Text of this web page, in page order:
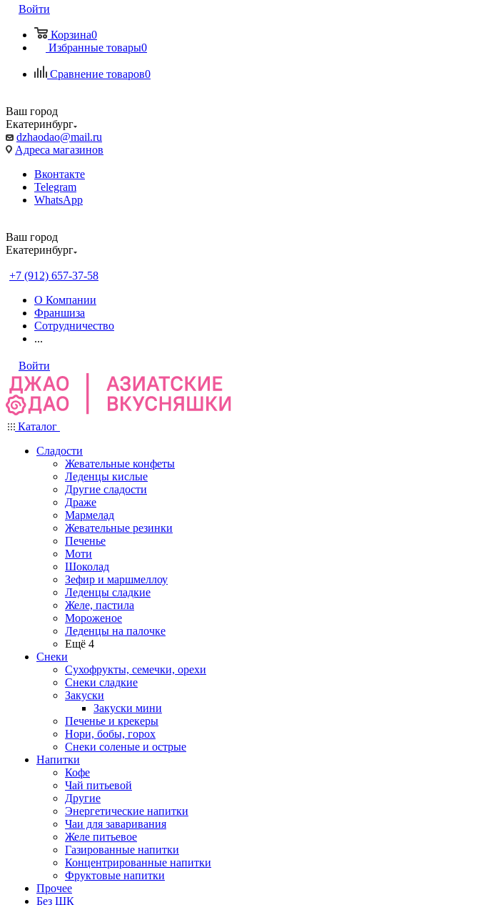
Войти
Корзина0
Избранные товары0
Сравнение товаров0
Ваш город
Екатеринбург
dzhaodao@mail.ru
Адреса магазинов
Вконтакте
Telegram
WhatsApp
Ваш город
Екатеринбург
+7 (912) 657-37-58
О Компании
Франшиза
Сотрудничество
...
Войти
Каталог
Сладости
Жевательные конфеты
Леденцы кислые
Другие сладости
Драже
Мармелад
Жевательные резинки
Печенье
Моти
Шоколад
Зефир и маршмеллоу
Леденцы сладкие
Желе, пастила
Мороженое
Леденцы на палочке
Ещё 4
Снеки
Сухофрукты, семечки, орехи
Снеки сладкие
Закуски
Закуски мини
Печенье и крекеры
Нори, бобы, горох
Снеки соленые и острые
Напитки
Кофе
Чай питьевой
Другие
Энергетические напитки
Чаи для заваривания
Желе питьевое
Газированные напитки
Концентрированные напитки
Фруктовые напитки
Прочее
Без ШК